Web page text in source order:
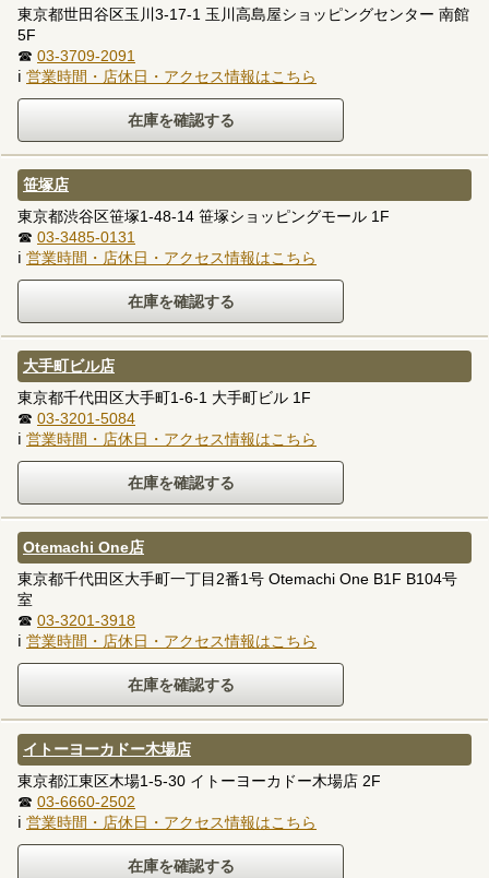
東京都世田谷区玉川3-17-1 玉川高島屋ショッピングセンター 南館
5F
☎ 03-3709-2091
ℹ 営業時間・店休日・アクセス情報はこちら
笹塚店
東京都渋谷区笹塚1-48-14 笹塚ショッピングモール 1F
☎ 03-3485-0131
ℹ 営業時間・店休日・アクセス情報はこちら
大手町ビル店
東京都千代田区大手町1-6-1 大手町ビル 1F
☎ 03-3201-5084
ℹ 営業時間・店休日・アクセス情報はこちら
Otemachi One店
東京都千代田区大手町一丁目2番1号 Otemachi One B1F B104号
室
☎ 03-3201-3918
ℹ 営業時間・店休日・アクセス情報はこちら
イトーヨーカドー木場店
東京都江東区木場1-5-30 イトーヨーカドー木場店 2F
☎ 03-6660-2502
ℹ 営業時間・店休日・アクセス情報はこちら